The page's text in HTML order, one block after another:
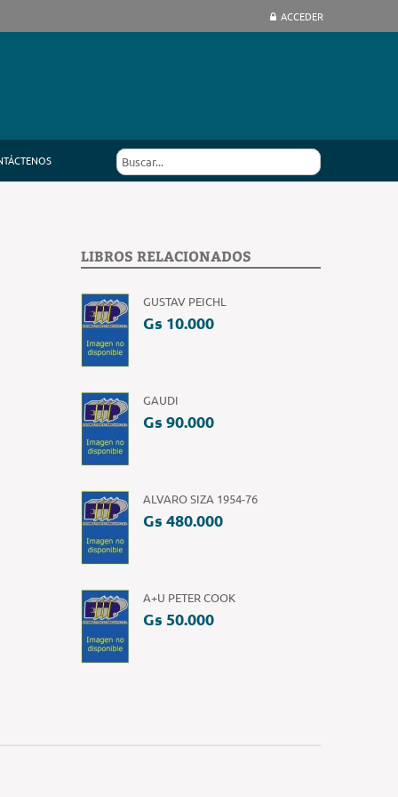
ACCEDER
LIBROS RELACIONADOS
GUSTAV PEICHL
Gs 10.000
GAUDI
Gs 90.000
ALVARO SIZA 1954-76
Gs 480.000
A+U PETER COOK
Gs 50.000